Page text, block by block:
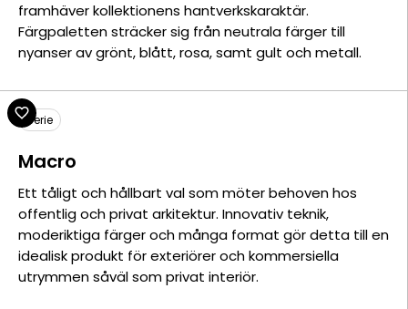
framhäver kollektionens hantverkskaraktär.
Färgpaletten sträcker sig från neutrala färger till
nyanser av grönt, blått, rosa, samt gult och metall.
Serie
Macro
Ett tåligt och hållbart val som möter behoven hos
offentlig och privat arkitektur. Innovativ teknik,
moderiktiga färger och många format gör detta till en
idealisk produkt för exteriörer och kommersiella
utrymmen såväl som privat interiör.